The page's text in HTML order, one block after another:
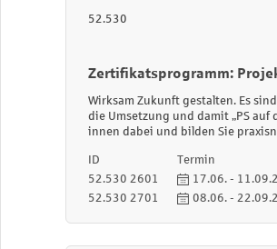
52.530
Zertifikatsprogramm:
Wirksam Zukunft gestalten. Es
die Umsetzung und damit „PS
innen dabei und bilden Sie
ID Termin
52.530 2601
17.06. -
52.530 2701
08.06. -